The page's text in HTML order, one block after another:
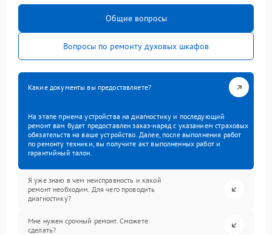
Общие вопросы
Вопросы по ремонту духовых шкафов
Какие документы вы предоставляете?
На этапе приема устройства на диагностику и последующий
ремонт вам будет предоставлен заказ-наряд с указанием страховых
обязательств на ваше устройство. Далее, после выполнения работ
по ремонту техники, вы получите акт выполненных работ и
гарантийный талон.
Я уже знаю в чем неисправность и какой
ремонт необходим. Для чего проводить
диагностику?
Мне нужен срочный ремонт. Сможете
сделать?